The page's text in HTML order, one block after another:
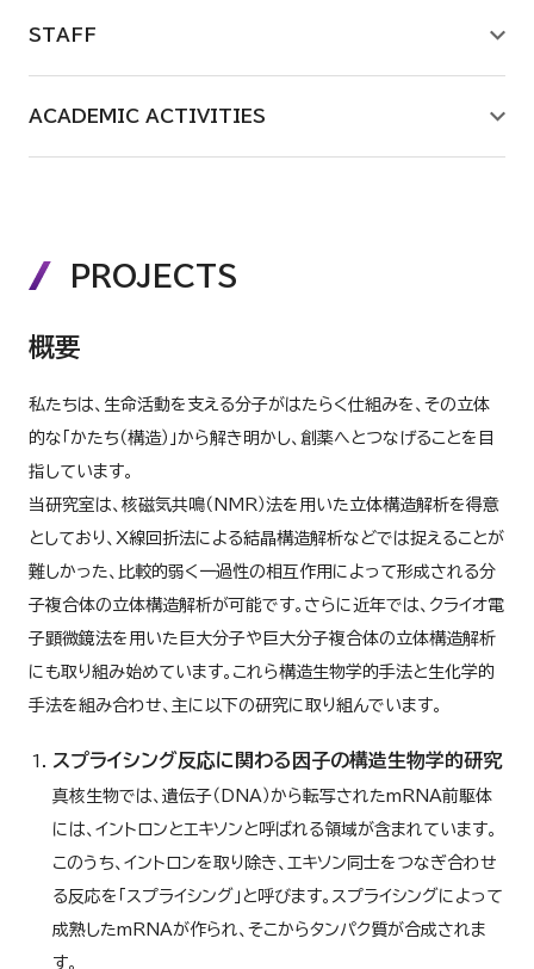
STAFF
ACADEMIC ACTIVITIES
PROJECTS
概要
私たちは、生命活動を支える分子がはたらく仕組みを、その立体
的な「かたち（構造）」から解き明かし、創薬へとつなげることを目
指しています。
当研究室は、核磁気共鳴（NMR）法を用いた立体構造解析を得意
としており、X線回折法による結晶構造解析などでは捉えることが
難しかった、比較的弱く一過性の相互作用によって形成される分
子複合体の立体構造解析が可能です。さらに近年では、クライオ電
子顕微鏡法を用いた巨大分子や巨大分子複合体の立体構造解析
にも取り組み始めています。これら構造生物学的手法と生化学的
手法を組み合わせ、主に以下の研究に取り組んでいます。
スプライシング反応に関わる因子の構造生物学的研究
真核生物では、遺伝子（DNA）から転写されたmRNA前駆体
には、イントロンとエキソンと呼ばれる領域が含まれています。
このうち、イントロンを取り除き、エキソン同士をつなぎ合わせ
る反応を「スプライシング」と呼びます。スプライシングによって
成熟したmRNAが作られ、そこからタンパク質が合成されま
す。
分子細胞生物学研究室
生体防御機能学研究室
薬物療法学研究室
薬理学研究室